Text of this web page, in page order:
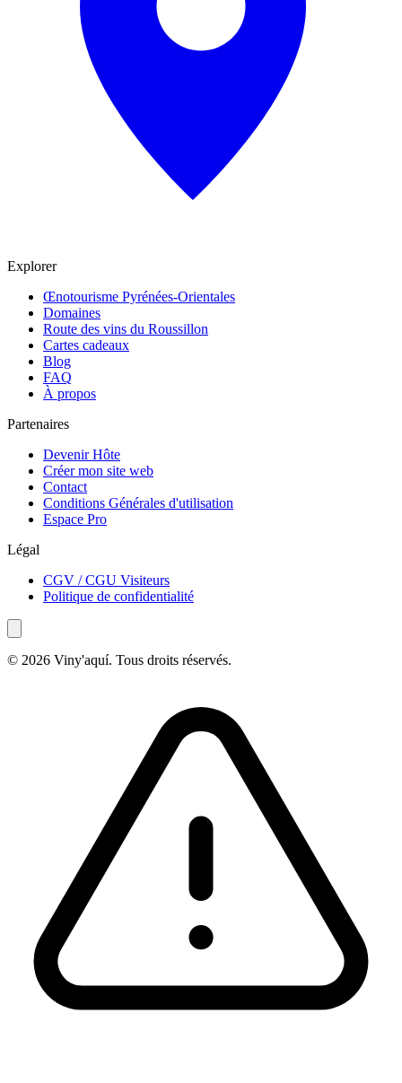
Explorer
Œnotourisme Pyrénées-Orientales
Domaines
Route des vins du Roussillon
Cartes cadeaux
Blog
FAQ
À propos
Partenaires
Devenir Hôte
Créer mon site web
Contact
Conditions Générales d'utilisation
Espace Pro
Légal
CGV / CGU Visiteurs
Politique de confidentialité
© 2026 Viny'aquí. Tous droits réservés.